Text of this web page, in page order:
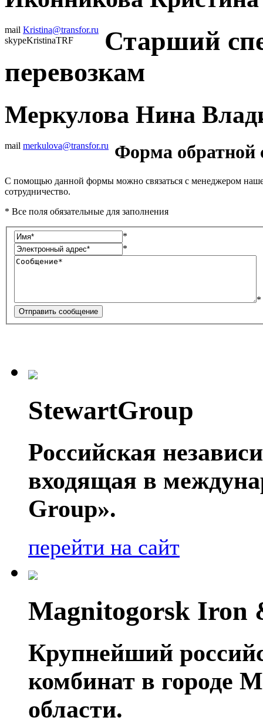
mail Kristina@transfor.ru
skypeKristinaTRF
Старший
перевозкам
Меркулова Нина
mail merkulova@transfor.ru Форма обратной
С помощью данной формы можно связаться с менеджером
сотрудничество.
* Все поля обязательные для заполнения
*
*
*
Отправить сообщение
StewartGroup
Российская
входящая в
Group».
перейти на сайт
Magnitogorsk Iron
Крупнейший
комбинат в городе
области.